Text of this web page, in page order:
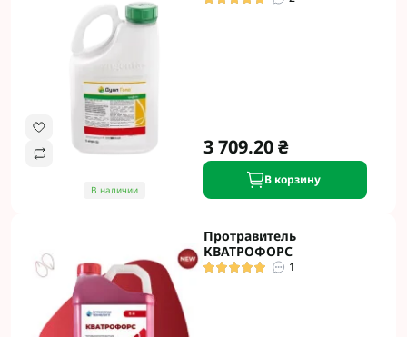
В наличии
3 709.20 ₴
В корзину
Протравитель
КВАТРОФОРС
1